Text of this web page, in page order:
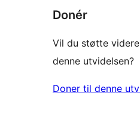
Donér
Vil du støtte
denne utvidelsen?
Doner til denne